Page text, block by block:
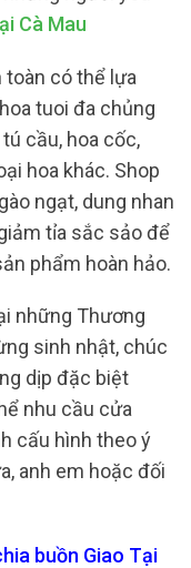
Cà Mau
toàn có thể lựa
tuoi đa chủng
cầu, hoa cốc,
hoa khác. Shop
ngạt, dung nhan
tỉa sắc sảo để
phẩm hoàn hảo.
những Thương
sinh nhật, chúc
dịp đặc biệt
nhu cầu cửa
cấu hình theo ý
anh em hoặc đối
buồn Giao Tại